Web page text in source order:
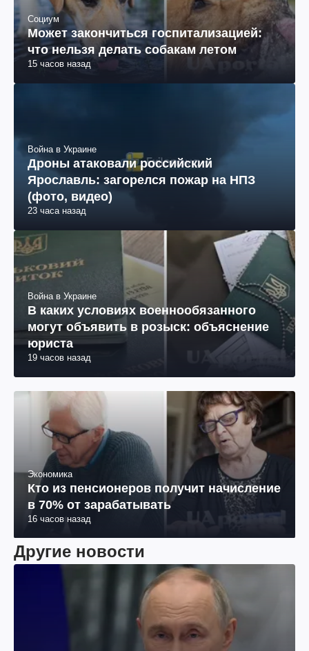
Социум
Может закончиться госпитализацией:
что нельзя делать собакам летом
15 часов назад
Война в Украине
Дроны атаковали российский
Ярославль: загорелся пожар на НПЗ
(фото, видео)
23 часа назад
Война в Украине
В каких условиях военнообязанного
могут объявить в розыск: объяснение
юриста
19 часов назад
Экономика
Кто из пенсионеров получит начисление
в 70% от зарабатывать
16 часов назад
Другие новости